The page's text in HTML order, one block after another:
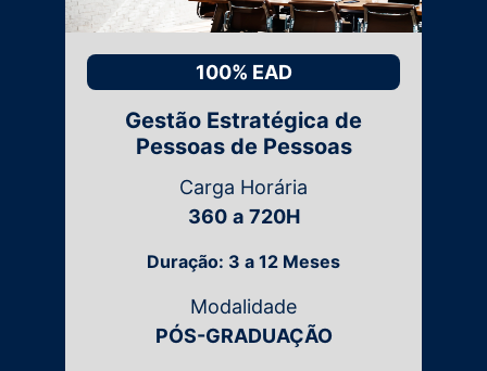
100% EAD
Gestão Estratégica de
Pessoas de Pessoas
Carga Horária
360 a 720H
Duração: 3 a 12 Meses
Modalidade
PÓS-GRADUAÇÃO